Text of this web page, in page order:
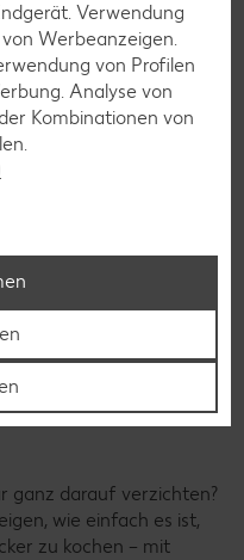
ganz darauf verzichten?
wie einfach es ist,
zu kochen – mit
Verwendung
Werbeanzeigen.
von Profilen
Analyse von
Kombinationen von